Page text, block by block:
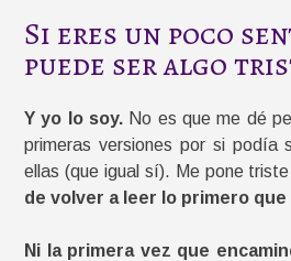
Si eres un poco
puede ser algo
Y yo lo soy. No es que me dé
primeras versiones por si podía
ellas (que igual sí). Me pone
de volver a leer lo primero
Ni la primera vez que